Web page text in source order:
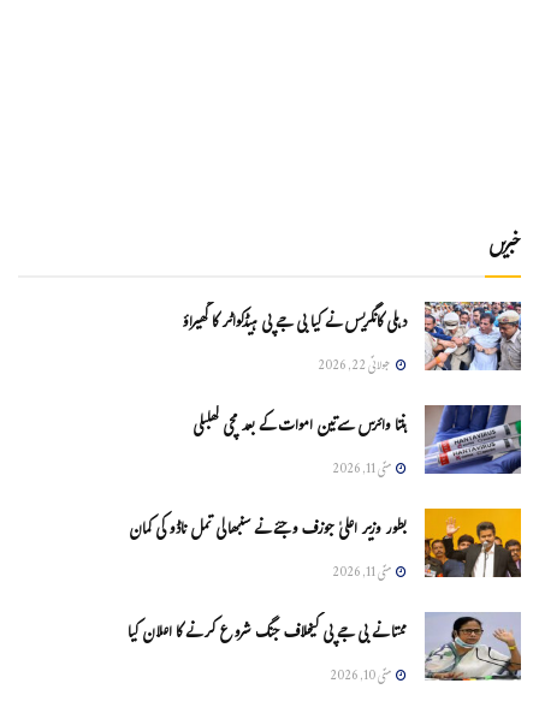
خبریں
دہلی کانگریس نے کیا بی جے پی ہیڈکواٹر کا گھیراؤ
جولائی 22, 2026
ہنتا وائرس سےتین اموات کے بعد مچی کھلبلی
مئی 11, 2026
بطور وزیر اعلیٰ جوزف وجئے نے سنبھالی تمل ناڈو کی کمان
مئی 11, 2026
ممتا نے بی جے پی کیخلاف جنگ شروع کرنے کا اعلان کیا
مئی 10, 2026